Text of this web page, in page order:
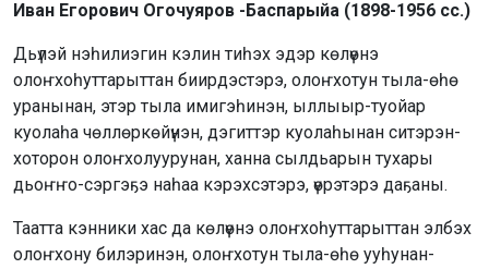
Иван Егорович Огочуяров -Баспарыйа (1898-1956 сс.)
Дьүлэй нэһилиэгин кэлин тиһэх эдэр көлүөнэ
олоҥхоһуттарыттан биирдэстэрэ, олоҥхотун тыла-өһө
уранынан, этэр тыла имигэһинэн, ыллыыр-туойар
куолаһа чөллөркөйүнэн, дэгиттэр куолаһынан ситэрэн-
хоторон олоҥхолуурунан, ханна сылдьарын тухары
дьоҥҥо-сэргэҕэ наһаа кэрэхсэтэрэ, үөрэтэрэ даҕаны.
Таатта кэнники хас да көлүөнэ олоҥхоһуттарыттан элбэх
олоҥхону билэринэн, олоҥхотун тыла-өһө ууһунан-